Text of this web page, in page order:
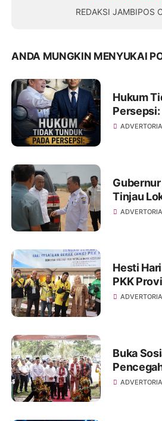
REDAKSI JAMBIPOS
ANDA MUNGKIN MENYUKAI
Hukum
Monopoli
Tinjau
Sekolah
Hesti
PKK
Literasi
Buka